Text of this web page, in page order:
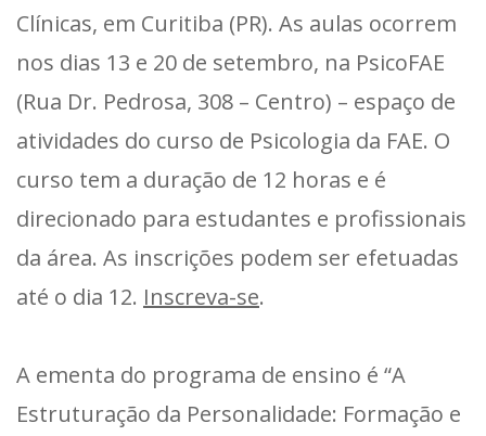
Clínicas, em Curitiba (PR). As aulas ocorrem
nos dias 13 e 20 de setembro, na PsicoFAE
(Rua Dr. Pedrosa, 308 – Centro) – espaço de
atividades do curso de Psicologia da FAE. O
curso tem a duração de 12 horas e é
direcionado para estudantes e profissionais
da área. As inscrições podem ser efetuadas
até o dia 12. Inscreva-se.
A ementa do programa de ensino é “A
Estruturação da Personalidade: Formação e